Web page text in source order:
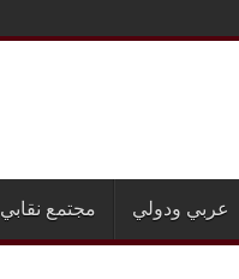
عربي ودولي مجتمع نقابي